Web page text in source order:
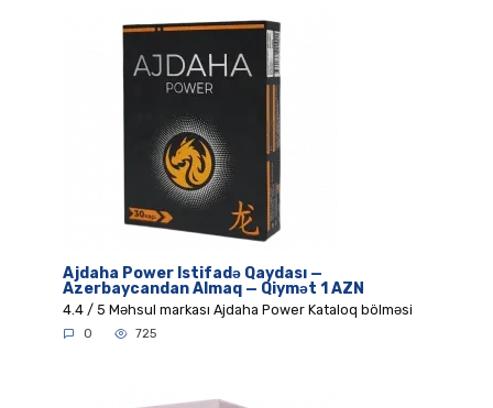
Ajdaha Power Istifadə Qaydası —
Azerbaycandan Almaq — Qiymət 1 AZN
4.4 / 5 Məhsul markası Ajdaha Power Kataloq bölməsi
0 725